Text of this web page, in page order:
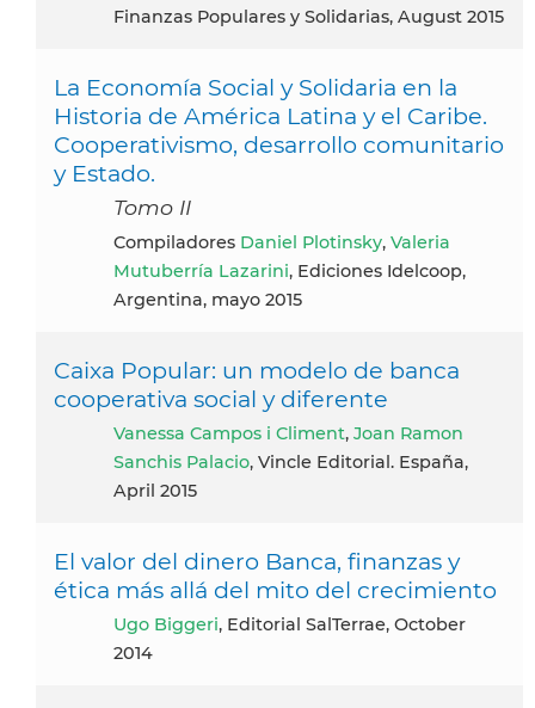
Finanzas Populares y Solidarias, August 2015
La Economía Social y Solidaria en la
Historia de América Latina y el Caribe.
Cooperativismo, desarrollo comunitario
y Estado.
Tomo II
Compiladores Daniel Plotinsky, Valeria
Mutuberría Lazarini, Ediciones Idelcoop,
Argentina, mayo 2015
Caixa Popular: un modelo de banca
cooperativa social y diferente
Vanessa Campos i Climent, Joan Ramon
Sanchis Palacio, Vincle Editorial. España,
April 2015
El valor del dinero Banca, finanzas y
ética más allá del mito del crecimiento
Ugo Biggeri, Editorial SalTerrae, October
2014